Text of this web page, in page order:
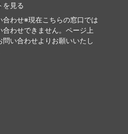
を見る
合わせ※現在こちらの窓口では
合わせできません。ページ上
問い合わせよりお願いいたし